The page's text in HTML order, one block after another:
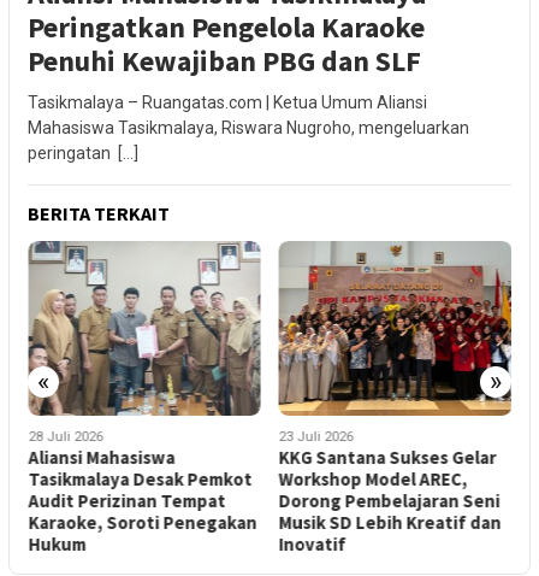
Peringatkan Pengelola Karaoke
Penuhi Kewajiban PBG dan SLF
Tasikmalaya – Ruangatas.com | Ketua Umum Aliansi
Mahasiswa Tasikmalaya, Riswara Nugroho, mengeluarkan
peringatan […]
BERITA TERKAIT
« »
28 Juli 2026
Aliansi Mahasiswa
Tasikmalaya Desak Pemkot
Audit Perizinan Tempat
Karaoke, Soroti Penegakan
Hukum
23 Juli 2026
KKG Santana Sukses Gelar
Workshop Model AREC,
Dorong Pembelajaran Seni
Musik SD Lebih Kreatif dan
Inovatif